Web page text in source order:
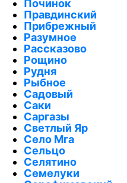
Починок
Правдинский
Прибрежный
Разумное
Рассказово
Рощино
Рудня
Рыбное
Садовый
Саки
Саргазы
Светлый Яр
Село Мга
Сельцо
Селятино
Семелуки